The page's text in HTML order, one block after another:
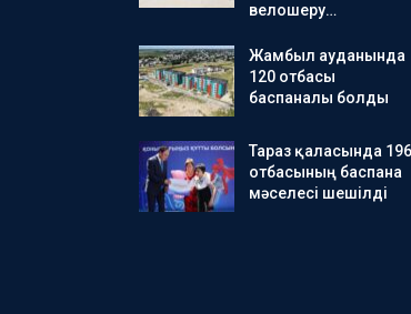
велошеру…
Жамбыл ауданында
120 отбасы
баспаналы болды
Тараз қаласында 196
отбасының баспана
мәселесі шешілді